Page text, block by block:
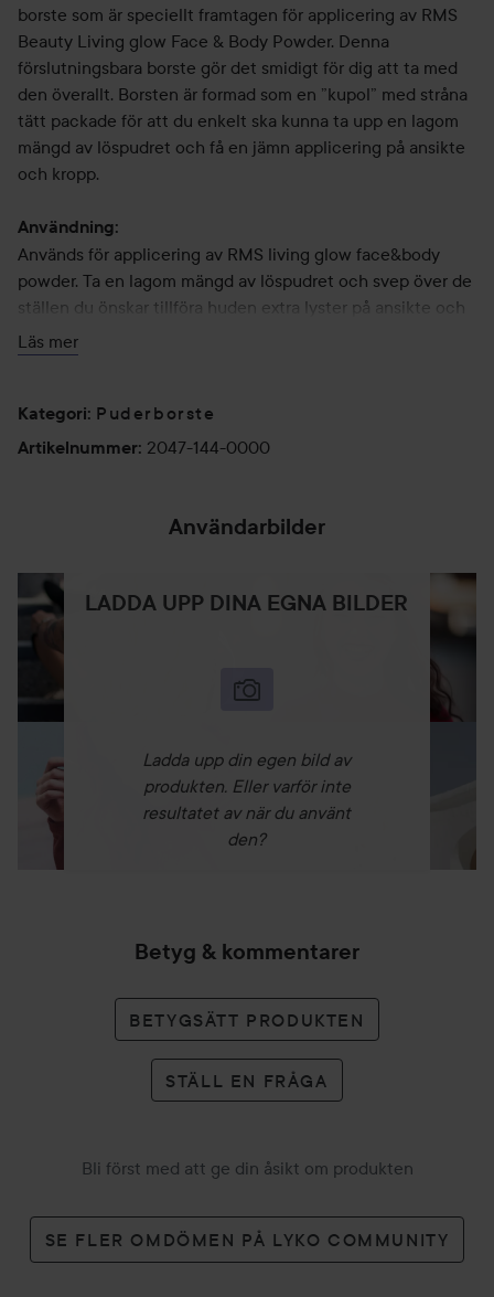
borste som är speciellt framtagen för applicering av RMS
Beauty Living glow Face & Body Powder. Denna
förslutningsbara borste gör det smidigt för dig att ta med
den överallt. Borsten är formad som en ”kupol” med stråna
tätt packade för att du enkelt ska kunna ta upp en lagom
mängd av löspudret och få en jämn applicering på ansikte
och kropp.
Användning:
Används för applicering av RMS living glow face&body
powder. Ta en lagom mängd av löspudret och svep över de
ställen du önskar tillföra huden extra lyster på ansikte och
kropp.
Läs mer
Kategori: Puderborste
Artikelnummer: 2047-144-0000
Användarbilder
LADDA UPP DINA EGNA BILDER
Ladda upp din egen bild av
produkten. Eller varför inte
resultatet av när du använt
den?
Betyg & kommentarer
BETYGSÄTT PRODUKTEN
STÄLL EN FRÅGA
Bli först med att ge din åsikt om produkten
SE FLER OMDÖMEN PÅ LYKO COMMUNITY